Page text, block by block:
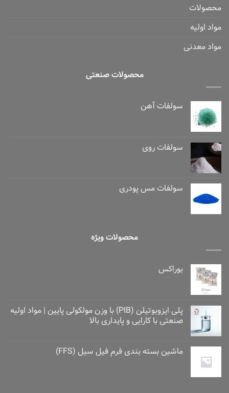
محصولات
مواد اولیه
مواد معدنی
محصولات صنعتی
سولفات آهن
سولفات روی
سولفات مس پودری
محصولات ویژه
بوراکس
پلی ایزوبوتیلن (PIB) با وزن مولکولی پایین | مواد اولیه
صنعتی با کارایی و پایداری بالا
ماشین بسته بندی فرم فیل سیل (FFS)